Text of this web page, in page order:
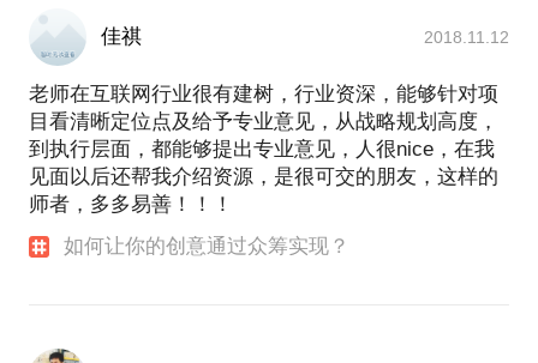
佳祺 2018.11.12
老师在互联网行业很有建树，行业资深，能够针对项
目看清晰定位点及给予专业意见，从战略规划高度，
到执行层面，都能够提出专业意见，人很nice，在我
见面以后还帮我介绍资源，是很可交的朋友，这样的
师者，多多易善！！！
如何让你的创意通过众筹实现？